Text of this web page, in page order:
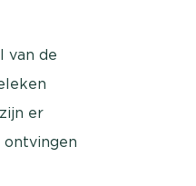
van de
er